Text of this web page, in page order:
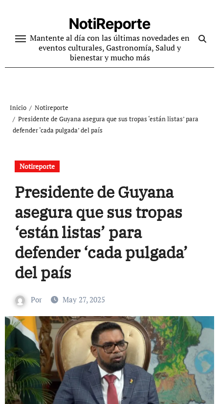
contenido
NotiReporte
Mantente al día con las últimas novedades en
eventos culturales, Gastronomía, Salud y
bienestar y mucho más
Inicio
Notireporte
Presidente de Guyana asegura que sus tropas ‘están listas’ para
defender ‘cada pulgada’ del país
Notireporte
Presidente de Guyana
asegura que sus tropas
‘están listas’ para
defender ‘cada pulgada’
del país
Por May 27, 2025